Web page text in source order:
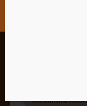
Alexandra